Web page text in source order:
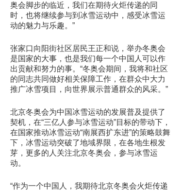
奥会脚步的临近，我们在期待火炬传递的同
时，也将继续参与到冰雪运动中，感受冰雪运
动的魅力与乐趣。”
张家口向阳街社区居民王正和说，举办冬奥会
是国家的大事，也是我们每一个中国人可以作
出贡献和努力的事。“冬奥会期间，我将和社区
的同志共同做好相关保障工作，在群众中大力
推广冰雪项目，向世界展示普通群众的风采。”
北京冬奥会为中国冰雪运动的发展普及提供了
契机，在“三亿人参与冰雪运动”目标的带动下，
在国家推动冰雪运动“南展西扩东进”的策略鼓舞
下，冰雪运动突破了地域界限，在各地生根发
芽，更多的人关注北京冬奥会，参与冰雪运
动。
“作为一个中国人，我期待北京冬奥会火炬传递